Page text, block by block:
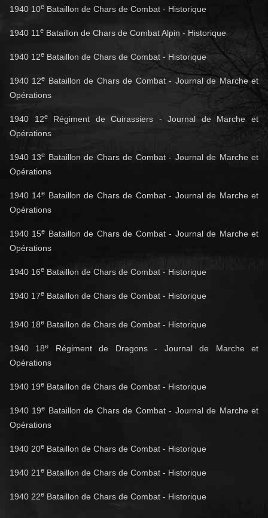
1940 10e Bataillon de Chars de Combat - Historique
1940 11 e Bataillon de Chars de Combat Alpin - Historique
1940 12e Bataillon de Chars de Combat - Historique
1940 12e Bataillon de Chars de Combat - Journal de Marche et
Opérations
1940 12eRégiment de Cuirassiers - Journal de Marche et
Opérations
1940 13e Bataillon de Chars de Combat - Journal de Marche et
Opérations
1940 14e Bataillon de Chars de Combat - Journal de Marche et
Opérations
1940 15e Bataillon de Chars de Combat - Journal de Marche et
Opérations
1940 16e Bataillon de Chars de Combat - Historique
1940 17e Bataillon de Chars de Combat - Historique
1940 18e Bataillon de Chars de Combat - Historique
1940 18e
Régiment de Dragons - Journal de Marche et
Opérations
1940 19e Bataillon de Chars de Combat - Historique
1940 19e Bataillon de Chars de Combat - Journal de Marche et
Opérations
1940 20e Bataillon de Chars de Combat - Historique
1940 21 e Bataillon de Chars de Combat - Historique
1940 22e Bataillon de Chars de Combat - Historique